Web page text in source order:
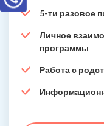
5-ти разовое
Личное
программы
Работа с